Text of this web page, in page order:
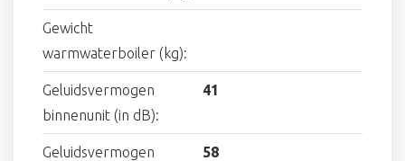
Gewicht
warmwaterboiler (kg):
Geluidsvermogen
binnenunit (in dB):
41
Geluidsvermogen
58